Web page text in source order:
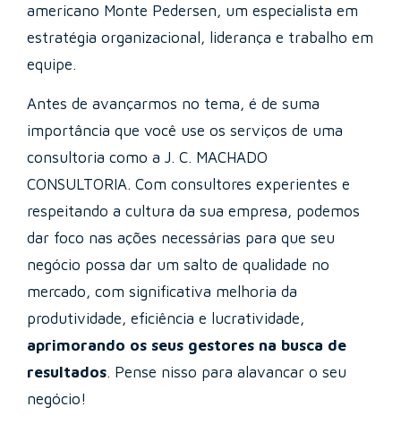
americano Monte Pedersen, um especialista em
estratégia organizacional, liderança e trabalho em
equipe.
Antes de avançarmos no tema, é de suma
importância que você use os serviços de uma
consultoria como a J. C. MACHADO
CONSULTORIA. Com consultores experientes e
respeitando a cultura da sua empresa, podemos
dar foco nas ações necessárias para que seu
negócio possa dar um salto de qualidade no
mercado, com significativa melhoria da
produtividade, eficiência e lucratividade,
aprimorando os seus gestores na busca de
resultados. Pense nisso para alavancar o seu
negócio!